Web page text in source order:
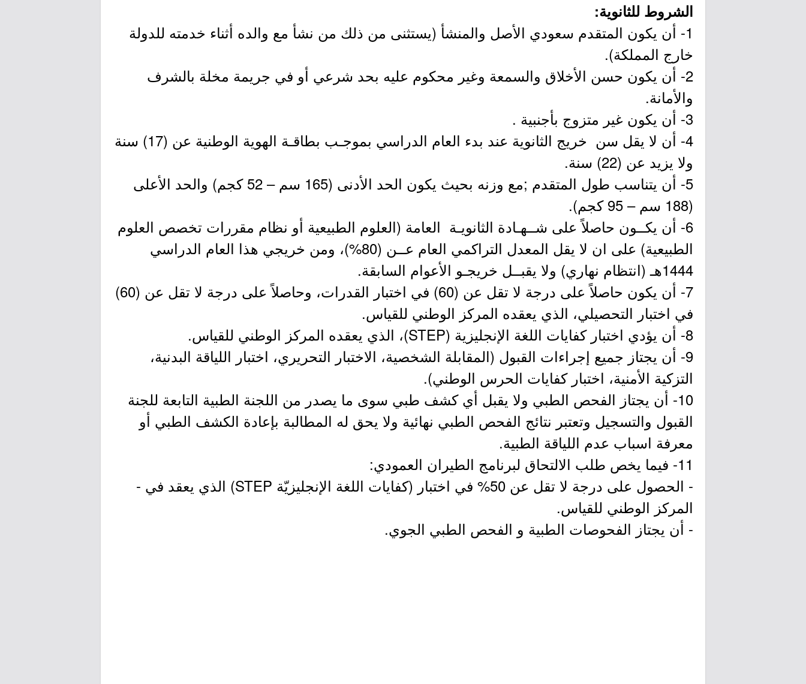
الشروط للثانوية:
1- أن يكون المتقدم سعودي الأصل والمنشأ (يستثنى من ذلك من نشأ مع والده أثناء خدمته للدولة
خارج المملكة).
2- أن يكون حسن الأخلاق والسمعة وغير محكوم عليه بحد شرعي أو في جريمة مخلة بالشرف
والأمانة.
3- أن يكون غير متزوج بأجنبية .
4- أن لا يقل سن خريج الثانوية عند بدء العام الدراسي بموجـب بطاقـة الهوية الوطنية عن (17) سنة
ولا يزيد عن (22) سنة.
5- أن يتناسب طول المتقدم ;مع وزنه بحيث يكون الحد الأدنى (165 سم – 52 كجم) والحد الأعلى
(188 سم – 95 كجم).
6- أن يكــون حاصلاً على شــهـادة الثانويـة العامة (العلوم الطبيعية أو نظام مقررات تخصص العلوم
الطبيعية) على ان لا يقل المعدل التراكمي العام عــن (80%)، ومن خريجي هذا العام الدراسي
1444هـ (انتظام نهاري) ولا يقبــل خريجـو الأعوام السابقة.
7- أن يكون حاصلاً على درجة لا تقل عن (60) في اختبار القدرات، وحاصلاً على درجة لا تقل عن (60)
في اختبار التحصيلي، الذي يعقده المركز الوطني للقياس.
8- أن يؤدي اختبار كفايات اللغة الإنجليزية (STEP)، الذي يعقده المركز الوطني للقياس.
9- أن يجتاز جميع إجراءات القبول (المقابلة الشخصية، الاختبار التحريري، اختبار اللياقة البدنية،
التزكية الأمنية، اختبار كفايات الحرس الوطني).
10- أن يجتاز الفحص الطبي ولا يقبل أي كشف طبي سوى ما يصدر من اللجنة الطبية التابعة للجنة
القبول والتسجيل وتعتبر نتائج الفحص الطبي نهائية ولا يحق له المطالبة بإعادة الكشف الطبي أو
معرفة اسباب عدم اللياقة الطبية.
11- فيما يخص طلب الالتحاق لبرنامج الطيران العمودي:
- الحصول على درجة لا تقل عن 50% في اختبار (كفايات اللغة الإنجليزيّة STEP) الذي يعقد في -
المركز الوطني للقياس.
- أن يجتاز الفحوصات الطبية و الفحص الطبي الجوي.